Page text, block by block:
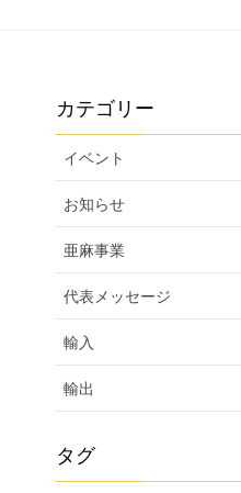
カテゴリー
イベント
お知らせ
亜麻事業
代表メッセージ
輸入
輸出
タグ